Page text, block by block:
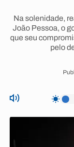
Na solenidade,
João Pessoa, o
que seu
pelo